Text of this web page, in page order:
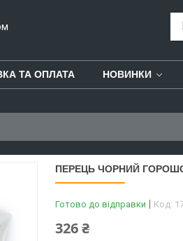
ТА ОПЛАТА НОВИНКИ
ПЕРЕЦЬ ЧОРНИЙ
Готово до відправки Код:
326 ₴